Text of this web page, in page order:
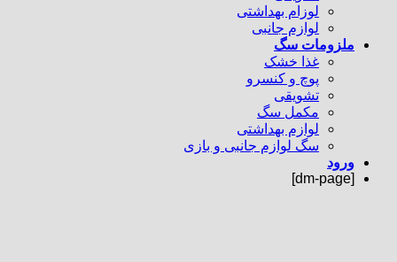
لوزام بهداشتی
لوازم جانبی
ملزومات سگ
غذا خشک
پوچ و کنسرو
تشویقی
مکمل سگ
لوازم بهداشتی
سگ لوازم جانبی و بازی
ورود
[dm-page]